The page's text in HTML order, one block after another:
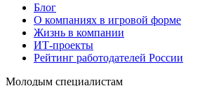
Блог
О компаниях в игровой форме
Жизнь в компании
ИТ-проекты
Рейтинг работодателей России
Молодым специалистам